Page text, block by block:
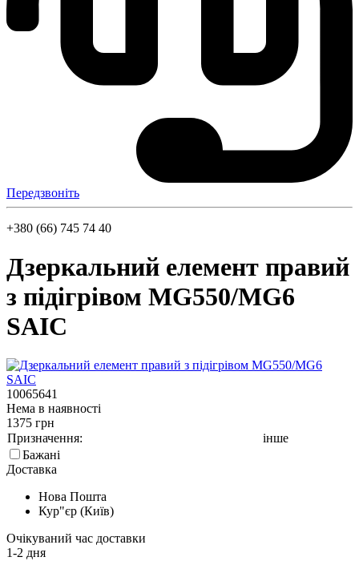
Передзвоніть
+380 (66) 745 74 40
Дзеркальний елемент правий
з підігрівом MG550/MG6
SAIC
10065641
Нема в наявності
1375 грн
Призначення:
інше
Бажані
Доставка
Нова Пошта
Кур"єр (Київ)
Очікуваний час доставки
1-2 дня